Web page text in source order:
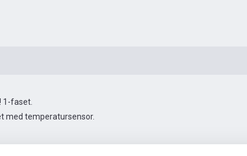
1-faset.
med temperatursensor.